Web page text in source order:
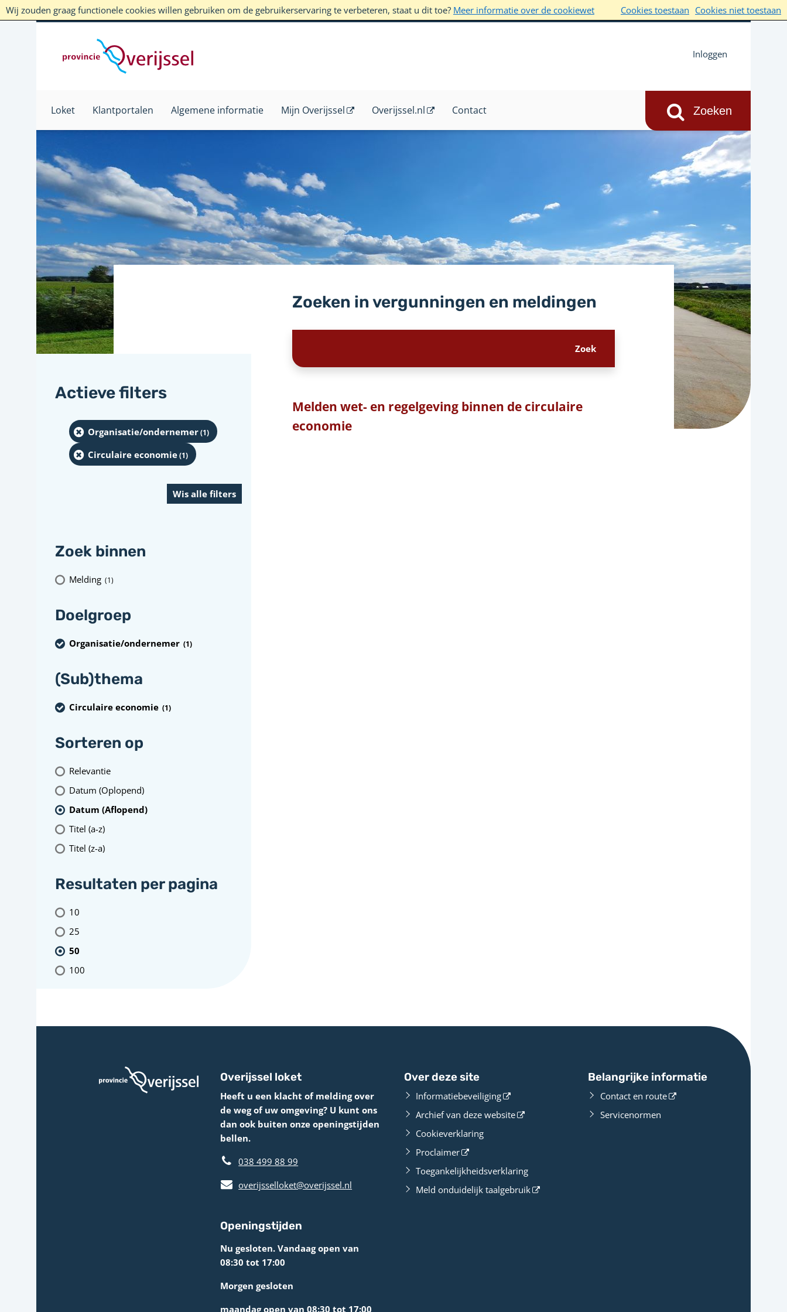
Wij zouden graag functionele cookies willen gebruiken om de gebruikerservaring te verbeteren, staat u dit toe? Meer informatie over de cookiewet Cookies toestaan Cookies niet toestaan
Inloggen
Loket Klantportalen Algemene informatie Mijn Overijssel Overijssel.nl Contact
Zoeken in vergunningen en meldingen
Melden wet- en regelgeving binnen de circulaire
economie
Actieve filters
Organisatie/ondernemer(1)
Circulaire economie(1)
Zoek binnen
Melding (1)
Doelgroep
Organisatie/ondernemer (1)
(Sub)thema
Circulaire economie (1)
Sorteren op
Relevantie
Datum (Oplopend)
Datum (Aflopend)
Titel (a-z)
Titel (z-a)
Resultaten per pagina
10
25
50
100
Overijssel loket
Heeft u een klacht of melding over
de weg of uw omgeving? U kunt ons
dan ook buiten onze openingstijden
bellen.
038 499 88 99
overijsselloket@overijssel.nl
Openingstijden
Nu gesloten. Vandaag open van
08:30 tot 17:00
Morgen gesloten
maandag open van 08:30 tot 17:00
Over deze site
Informatiebeveiliging
Archief van deze website
Cookieverklaring
Proclaimer
Toegankelijkheidsverklaring
Meld onduidelijk taalgebruik
Belangrijke informatie
Contact en route
Servicenormen